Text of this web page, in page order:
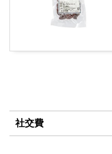
社交費